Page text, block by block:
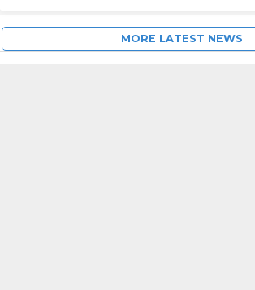
MORE LATEST NEWS